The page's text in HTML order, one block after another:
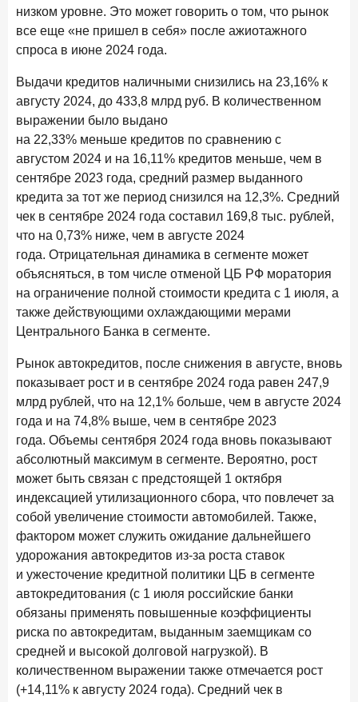
Рассылка Frank RG
Итоги недели, наша трактовка основных событий
ПОДПИСАТЬСЯ
Я согласен с условиями обработки данных
8 июня 2026 года
По итогам мая 2026 года объем выдач кредитов
составил 993,8 млрд руб.
4 июня 2026 года ИССЛЕДОВАНИЕ
Синергия интеллектов: будущее контакт-центров в
партнерстве человека и технологий
1 июня 2026 года
В борьбе за сбережения россиян банки учатся
понимать контекст
28 мая 2026 года ИССЛЕДОВАНИЕ
Доверие становится главным фактором на рынке
Private banking
25 мая 2026 года ИССЛЕДОВАНИЕ
Ипотека в России: итоги апреля 2026 года в цифрах
13 мая 2026 года
«Ни один зарубежный private банк не может
сравниться с российским»
6 мая 2026 года ИССЛЕДОВАНИЕ
По итогам апреля 2026 года объем выдач кредитов
составил 968 млрд руб.
низком уровне. Это может говорить о том, что рынок
все еще «не пришел в себя» после ажиотажного
спроса в июне 2024 года.
Выдачи кредитов наличными снизились на 23,16% к
августу 2024, до 433,8 млрд руб. В количественном
выражении было выдано
на 22,33% меньше кредитов по сравнению с
августом 2024 и на 16,11% кредитов меньше, чем в
сентябре 2023 года, средний размер выданного
кредита за тот же период снизился на 12,3%. Средний
чек в сентябре 2024 года составил 169,8 тыс. рублей,
что на 0,73% ниже, чем в августе 2024
года. Отрицательная динамика в сегменте может
объясняться, в том числе отменой ЦБ РФ моратория
на ограничение полной стоимости кредита с 1 июля, а
также действующими охлаждающими мерами
Центрального Банка в сегменте.
Рынок автокредитов, после снижения в августе, вновь
показывает рост и в сентябре 2024 года равен 247,9
млрд рублей, что на 12,1% больше, чем в августе 2024
года и на 74,8% выше, чем в сентябре 2023
года. Объемы сентября 2024 года вновь показывают
абсолютный максимум в сегменте. Вероятно, рост
может быть связан с предстоящей 1 октября
индексацией утилизационного сбора, что повлечет за
собой увеличение стоимости автомобилей. Также,
фактором может служить ожидание дальнейшего
удорожания автокредитов из-за роста ставок
и ужесточение кредитной политики ЦБ в сегменте
автокредитования (с 1 июля российские банки
обязаны применять повышенные коэффициенты
риска по автокредитам, выданным заемщикам со
средней и высокой долговой нагрузкой). В
количественном выражении также отмечается рост
(+14,11% к августу 2024 года). Средний чек в